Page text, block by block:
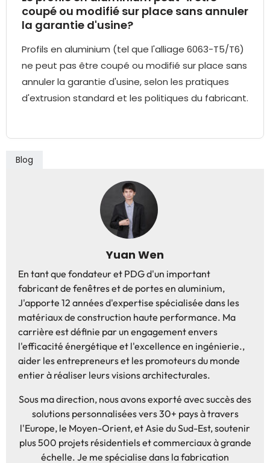
coupé ou modifié sur place sans annuler
la garantie d'usine?
Profils en aluminium (tel que l'alliage 6063-T5/T6)
ne peut pas être coupé ou modifié sur place sans
annuler la garantie d'usine, selon les pratiques
d'extrusion standard et les politiques du fabricant.
Blog
Yuan Wen
En tant que fondateur et PDG d'un important
fabricant de fenêtres et de portes en aluminium,
J'apporte 12 années d'expertise spécialisée dans les
matériaux de construction haute performance. Ma
carrière est définie par un engagement envers
l'efficacité énergétique et l'excellence en ingénierie.,
aider les entrepreneurs et les promoteurs du monde
entier à réaliser leurs visions architecturales.
Sous ma direction, nous avons exporté avec succès des
solutions personnalisées vers 30+ pays à travers
l'Europe, le Moyen-Orient, et Asie du Sud-Est, soutenir
plus 500 projets résidentiels et commerciaux à grande
échelle. Je me spécialise dans la fabrication